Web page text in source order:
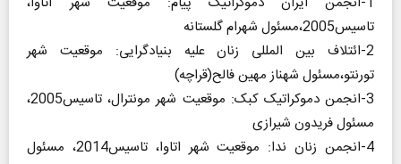
تاسیس2005،مسئول شهرام گلستانه
2-ائتلاف بین المللی زنان علیه بنیادگرایی: موقعیت شهر
تورنتو،مسئول شهناز مهین فالح(قراچه)
3-انجمن دموکراتیک کبک: موقعیت شهر مونترال، تاسیس2005،
مسئول فریدون شیرازی
4-انجمن زنان ندا: موقعیت شهر اتاوا، تاسیس2014، مسئول